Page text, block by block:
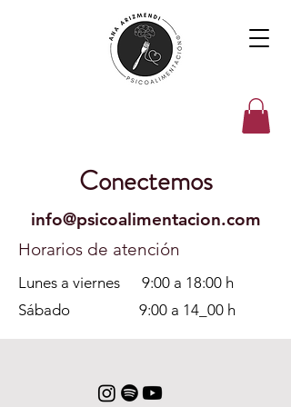
Conectemos
info@psicoalimentacion.com
Horarios de atención
Lunes a viernes 9:00 a 18:00 h
​Sábado 9:00 a 14_00 h